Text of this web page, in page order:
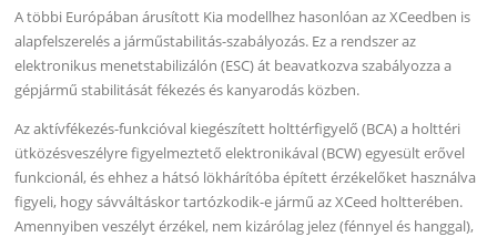
A többi Európában árusított Kia modellhez hasonlóan az XCeedben is
alapfelszerelés a járműstabilitás-szabályozás. Ez a rendszer az
elektronikus menetstabilizálón (ESC) át beavatkozva szabályozza a
gépjármű stabilitását fékezés és kanyarodás közben.
Az aktívfékezés-funkcióval kiegészített holttérfigyelő (BCA) a holttéri
ütközésveszélyre figyelmeztető elektronikával (BCW) egyesült erővel
funkcionál, és ehhez a hátsó lökhárítóba épített érzékelőket használva
figyeli, hogy sávváltáskor tartózkodik-e jármű az XCeed holtterében.
Amennyiben veszélyt érzékel, nem kizárólag jelez (fénnyel és hanggal),